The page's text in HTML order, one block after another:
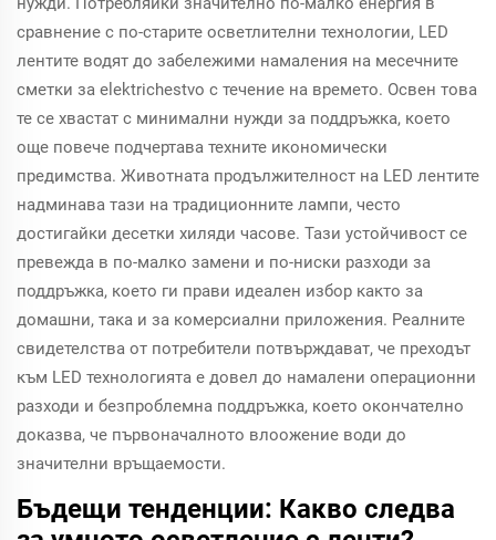
сравнение с по-старите осветлителни технологии, LED
лентите водят до забележими намаления на месечните
сметки за elektrichestvo с течение на времето. Освен това
те се хвастат с минимални нужди за поддръжка, което
още повече подчертава техните икономически
предимства. Животната продължителност на LED лентите
надминава тази на традиционните лампи, често
достигайки десетки хиляди часове. Тази устойчивост се
превежда в по-малко замени и по-ниски разходи за
поддръжка, което ги прави идеален избор както за
домашни, така и за комерсиални приложения. Реалните
свидетелства от потребители потвърждават, че преходът
към LED технологията е довел до намалени операционни
разходи и безпроблемна поддръжка, което окончателно
доказва, че първоначалното влоожение води до
значителни връщаемости.
Бъдещи тенденции: Какво следва